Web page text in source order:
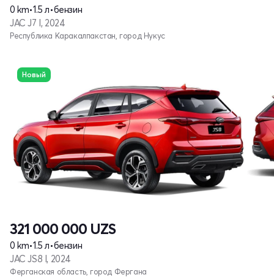
0 km•1.5 л•бензин
JAC J7 I, 2024
Республика Каракалпакстан, город Нукус
Новый
321 000 000 UZS
0 km•1.5 л•бензин
JAC JS8 I, 2024
Ферганская область, город Фергана